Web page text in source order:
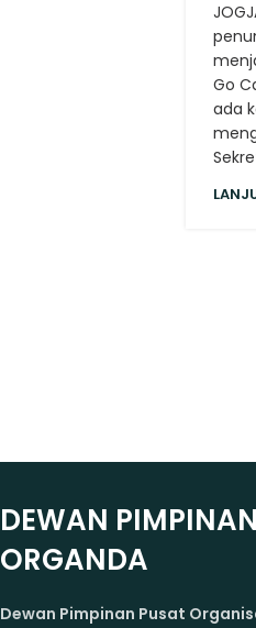
Go
ada
DEWAN
ORGANDA
Dewan Pimpinan Pusat